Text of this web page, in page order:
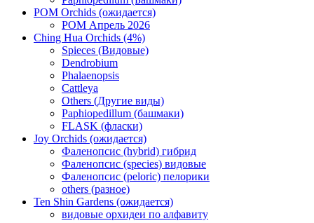
POM Orchids (ожидается)
POM Апрель 2026
Ching Hua Orchids (4%)
Spieces (Видовые)
Dendrobium
Phalaenopsis
Cattleya
Others (Другие виды)
Paphiopedillum (башмаки)
FLASK (фласки)
Joy Orchids (ожидается)
Фаленопсис (hybrid) гибрид
Фаленопсис (species) видовые
Фаленопсис (peloric) пелорики
others (разное)
Ten Shin Gardens (ожидается)
видовые орхидеи по алфавиту